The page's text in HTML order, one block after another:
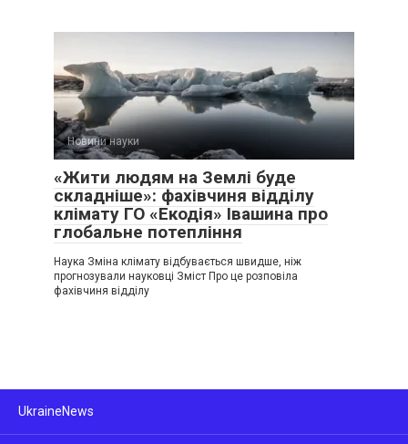
Новини науки
«Жити людям на Землі буде
складніше»: фахівчиня відділу
клімату ГО «Екодія» Івашина про
глобальне потепління
Наука Зміна клімату відбувається швидше, ніж
прогнозували науковці Зміст Про це розповіла
фахівчиня відділу
UkraineNews